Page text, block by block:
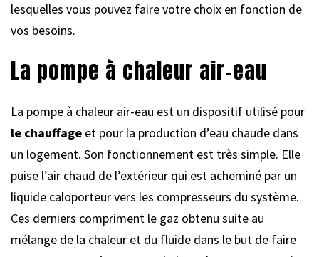
lesquelles vous pouvez faire votre choix en fonction de
vos besoins.
La pompe à chaleur air-eau
La pompe à chaleur air-eau est un dispositif utilisé pour
le chauffage et pour la production d’eau chaude dans
un logement. Son fonctionnement est très simple. Elle
puise l’air chaud de l’extérieur qui est acheminé par un
liquide caloporteur vers les compresseurs du système.
Ces derniers compriment le gaz obtenu suite au
mélange de la chaleur et du fluide dans le but de faire